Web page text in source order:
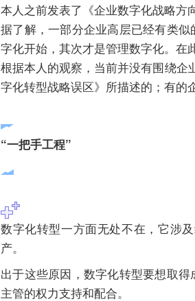
本人之前发表了《企业数字化战略方
据了解，一部分企业高层已经有类
字化开始，其次才是管理数字化。在
根据本人的观察，当前并没有围绕企
字化转型战略误区》所描述的；有的
“一把手工程”
数字化转型一方面无处不在，它涉
产。
出于这些原因，数字化转型要想取得
主管的权力支持和配合。